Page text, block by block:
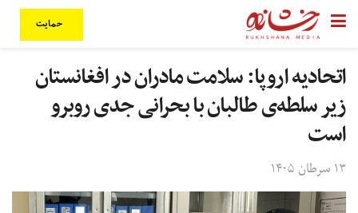
حمایت
اتحادیه اروپا: سلامت مادران در افغانستان
زیر سلطه‌ی طالبان با بحرانی جدی روبرو
است
۱۳ سرطان ۱۴۰۵